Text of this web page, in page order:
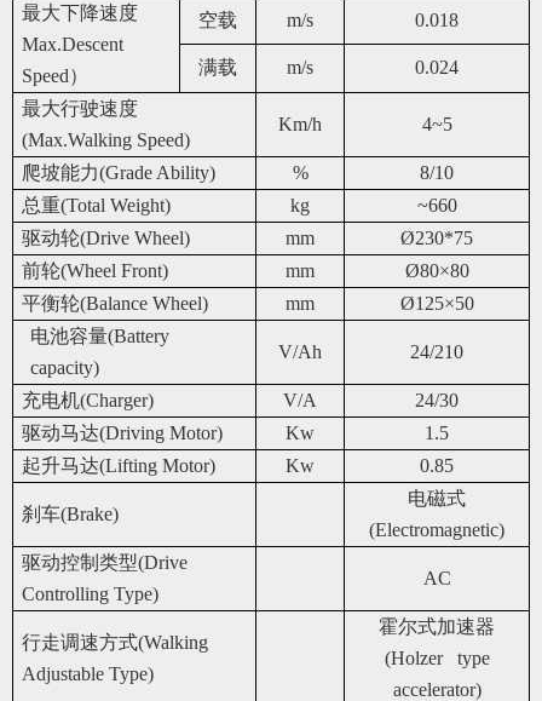
最大下降速度
Max.Descent
Speed）
空载 m/s 0.018
满载 m/s
0.024
最大行驶速度
(Max.Walking Speed)
Km/h 4~5
爬坡能力(Grade Ability) %
8/10
总重(Total Weight)
kg
~660
驱动轮(Drive Wheel)
mm
Ø230*75
前轮(Wheel Front)
mm Ø80×80
平衡轮(Balance Wheel)
mm Ø125×50
电池容量(Battery
capacity)
V/Ah 24/210
充电机(Charger) V/A
24/30
驱动马达(Driving Motor)
Kw
1.5
起升马达(Lifting Motor)
Kw 0.85
刹车(Brake)
电磁式
(Electromagnetic)
驱动控制类型(Drive
Controlling Type)
AC
行走调速方式(Walking
Adjustable Type)
霍尔式加速器
(Holzer type
accelerator)